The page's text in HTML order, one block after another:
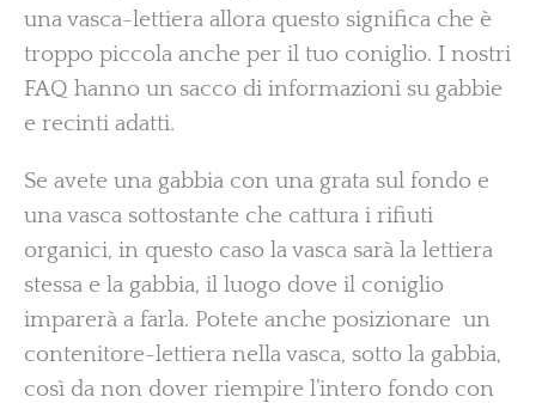
una vasca-lettiera allora questo significa che è
troppo piccola anche per il tuo coniglio. I nostri
FAQ hanno un sacco di informazioni su gabbie
e recinti adatti.
Se avete una gabbia con una grata sul fondo e
una vasca sottostante che cattura i rifiuti
organici, in questo caso la vasca sarà la lettiera
stessa e la gabbia, il luogo dove il coniglio
imparerà a farla. Potete anche posizionare un
contenitore-lettiera nella vasca, sotto la gabbia,
così da non dover riempire l’intero fondo con